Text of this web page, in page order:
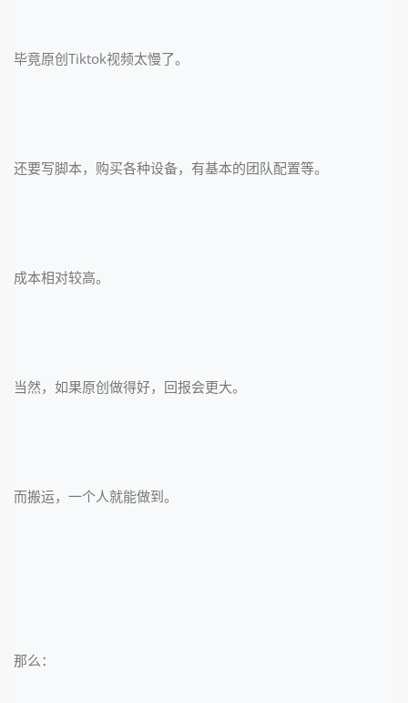
毕竟原创Tiktok视频太慢了。
还要写脚本，购买各种设备，有基本的团队配置等。
成本相对较高。
当然，如果原创做得好，回报会更大。
而搬运，一个人就能做到。
那么：